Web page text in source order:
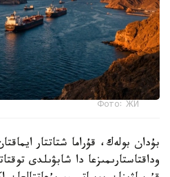
Фото: ЖИ
بۇدان بولەك، قۇراما شتاتتار
وداقتاستارىمىزعا دا شابۋىلدى